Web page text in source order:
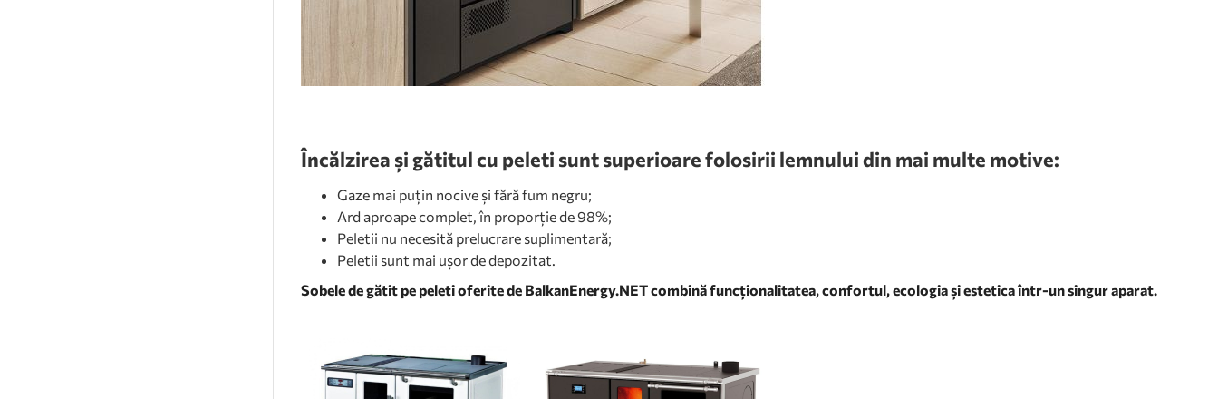
Încălzirea și gătitul cu peleti sunt superioare folosirii lemnului din mai multe motive:
Gaze mai puțin nocive și fără fum negru;
Ard aproape complet, în proporție de 98%;
Peletii nu necesită prelucrare suplimentară;
Peletii sunt mai ușor de depozitat.
Sobele de gătit pe peleti oferite de BalkanEnergy.NET combină funcționalitatea, confortul, ecologia și estetica într-un singur aparat.